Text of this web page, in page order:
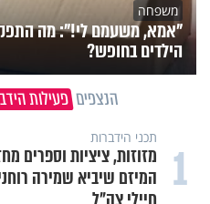
משפחה
"אמא, משעמם לי!": מה
הילדים בחופש?
הנצפים פעילות
1 תכני הידברות
מזוזות, ציציות וספרים
המיזם שיביא שמירה